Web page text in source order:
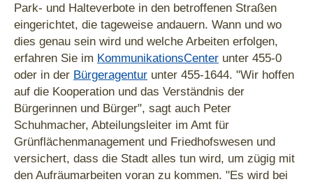
Park- und Halteverbote in den betroffenen Straßen
eingerichtet, die tageweise andauern. Wann und wo
dies genau sein wird und welche Arbeiten erfolgen,
erfahren Sie im KommunikationsCenter unter 455-0
oder in der Bürgeragentur unter 455-1644. "Wir hoffen
auf die Kooperation und das Verständnis der
Bürgerinnen und Bürger", sagt auch Peter
Schuhmacher, Abteilungsleiter im Amt für
Grünflächenmanagement und Friedhofswesen und
versichert, dass die Stadt alles tun wird, um zügig mit
den Aufräumarbeiten voran zu kommen. "Es wird bei